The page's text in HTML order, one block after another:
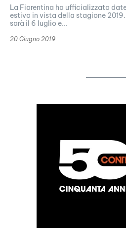
La Fiorentina ha ufficializzato
estivo in vista della stagione
sarà il 6 luglio e...
20 Giugno 2019